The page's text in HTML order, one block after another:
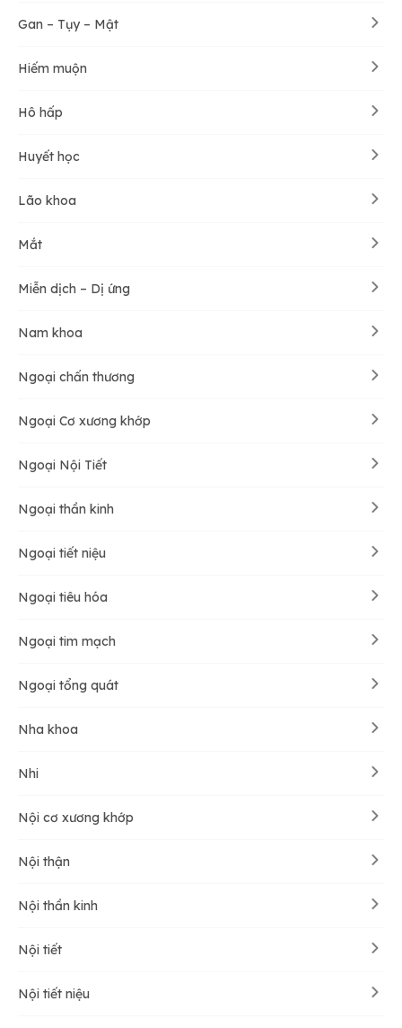
Gan – Tụy – Mật
Hiếm muộn
Hô hấp
Huyết học
Lão khoa
Mắt
Miễn dịch – Dị ứng
Nam khoa
Ngoại chấn thương
Ngoại Cơ xương khớp
Ngoại Nội Tiết
Ngoại thần kinh
Ngoại tiết niệu
Ngoại tiêu hóa
Ngoại tim mạch
Ngoại tổng quát
Nha khoa
Nhi
Nội cơ xương khớp
Nội thận
Nội thần kinh
Nội tiết
Nội tiết niệu